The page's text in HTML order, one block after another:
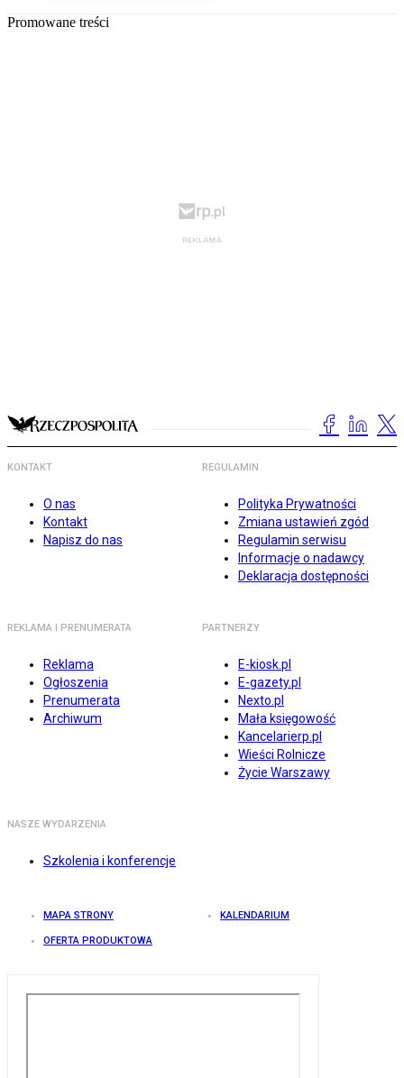
Promowane treści
KONTAKT
O nas
Kontakt
Napisz do nas
REGULAMIN
Polityka Prywatności
Zmiana ustawień zgód
Regulamin serwisu
Informacje o nadawcy
Deklaracja dostępności
REKLAMA I PRENUMERATA
Reklama
Ogłoszenia
Prenumerata
Archiwum
PARTNERZY
E-kiosk.pl
E-gazety.pl
Nexto.pl
Mała księgowość
Kancelarierp.pl
Wieści Rolnicze
Życie Warszawy
NASZE WYDARZENIA
Szkolenia i konferencje
MAPA STRONY KALENDARIUM
OFERTA PRODUKTOWA